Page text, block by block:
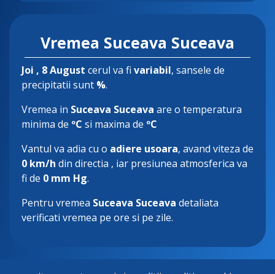
Vremea Suceava Suceava
Joi , 8 August cerul va fi variabil, sansele de
precipitatii sunt %.
Vremea in Suceava Suceava are o temperatura
minima de ºC si maxima de ºC
Vantul va adia cu o adiere usoara, avand viteza de
0 km/h din directia , iar presiunea atmosferica va
fi de 0 mm Hg.
Pentru vremea Suceava Suceava detaliata
verificati vremea pe ore si pe zile.